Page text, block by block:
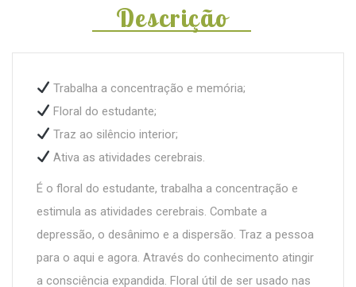
Descrição
Trabalha a concentração e memória;
Floral do estudante;
Traz ao silêncio interior;
Ativa as atividades cerebrais.
É o floral do estudante, trabalha a concentração e
estimula as atividades cerebrais. Combate a
depressão, o desânimo e a dispersão. Traz a pessoa
para o aqui e agora. Através do conhecimento atingir
a consciência expandida. Floral útil de ser usado nas